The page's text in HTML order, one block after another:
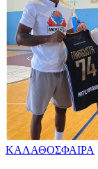
ΚΑΛΑΘΟΣΦΑΙΡΑ